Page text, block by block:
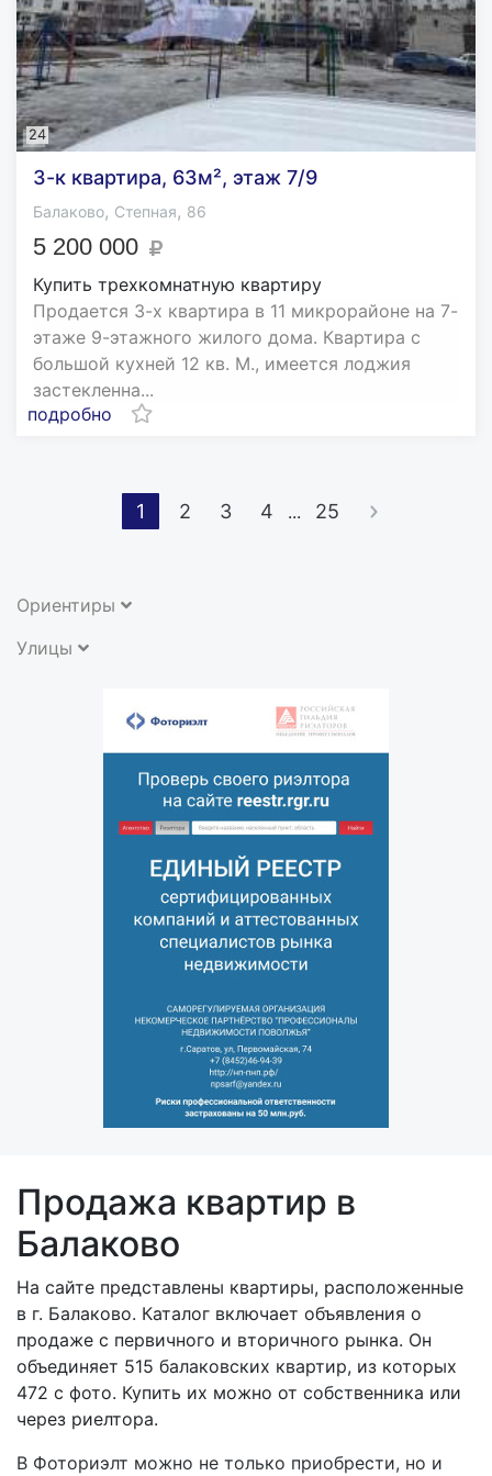
24
3-к квартира, 63м², этаж 7/9
Балаково, Степная, 86
5 200 000
Купить трехкомнатную квартиру
Продается 3-х квартира в 11 микрорайоне на 7-
этаже 9-этажного жилого дома. Квартира с
большой кухней 12 кв. М., имеется лоджия
застекленна...
подробно
1 2 3 4 ... 25
Ориентиры
Улицы
Продажа квартир в
Балаково
На сайте представлены квартиры, расположенные
в г. Балаково. Каталог включает объявления о
продаже с первичного и вторичного рынка. Он
объединяет 515 балаковских квартир, из которых
472 с фото. Купить их можно от собственника или
через риелтора.
В Фоториэлт можно не только приобрести, но и